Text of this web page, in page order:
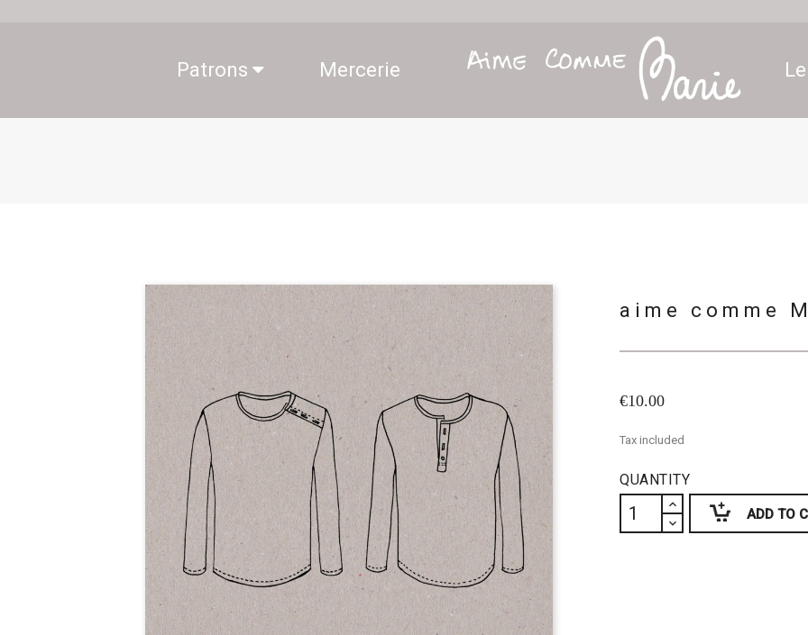
Patrons Mercerie
aime comme
€10.00
Tax included
QUANTITY
ADD TO